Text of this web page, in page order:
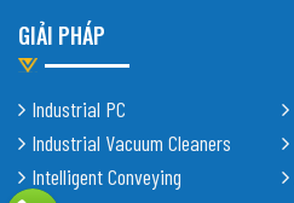
GIẢI PHÁP
Industrial PC
Industrial Vacuum Cleaners
Intelligent Conveying